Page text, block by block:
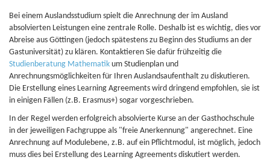
Bei einem Auslandsstudium spielt die Anrechnung der im Ausland
absolvierten Leistungen eine zentrale Rolle. Deshalb ist es wichtig, dies vor
Abreise aus Göttingen (jedoch spätestens zu Beginn des Studiums an der
Gastuniversität) zu klären. Kontaktieren Sie dafür frühzeitig die
Studienberatung Mathematik um Studienplan und
Anrechnungsmöglichkeiten für Ihren Auslandsaufenthalt zu diskutieren.
Die Erstellung eines Learning Agreements wird dringend empfohlen, sie ist
in einigen Fällen (z.B. Erasmus+) sogar vorgeschrieben.
In der Regel werden erfolgreich absolvierte Kurse an der Gasthochschule
in der jeweiligen Fachgruppe als "freie Anerkennung" angerechnet. Eine
Anrechnung auf Modulebene, z.B. auf ein Pflichtmodul, ist möglich, jedoch
muss dies bei Erstellung des Learning Agreements diskutiert werden.